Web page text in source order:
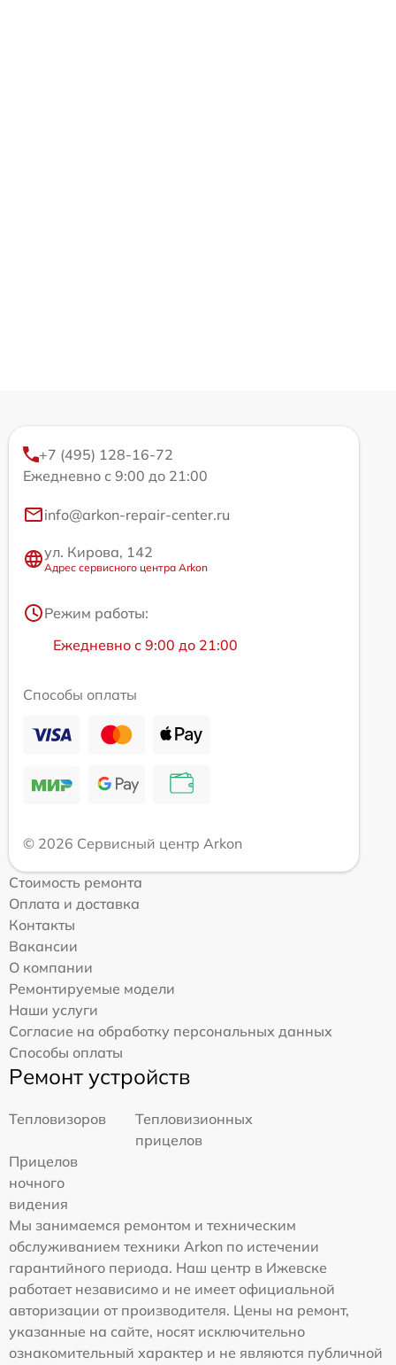
+7 (495) 128-16-72
Ежедневно с 9:00 до 21:00
info@arkon-repair-center.ru
ул. Кирова, 142
Адрес сервисного центра Arkon
Режим работы:
Ежедневно с 9:00 до 21:00
Способы оплаты
© 2026 Сервисный центр Arkon
Стоимость ремонта
Оплата и доставка
Контакты
Вакансии
О компании
Ремонтируемые модели
Наши услуги
Согласие на обработку персональных данных
Способы оплаты
Ремонт устройств
Тепловизоров
Тепловизионных
прицелов
Прицелов
ночного
видения
Мы занимаемся ремонтом и техническим
обслуживанием техники Arkon по истечении
гарантийного периода. Наш центр в Ижевске
работает независимо и не имеет официальной
авторизации от производителя. Цены на ремонт,
указанные на сайте, носят исключительно
ознакомительный характер и не являются публичной